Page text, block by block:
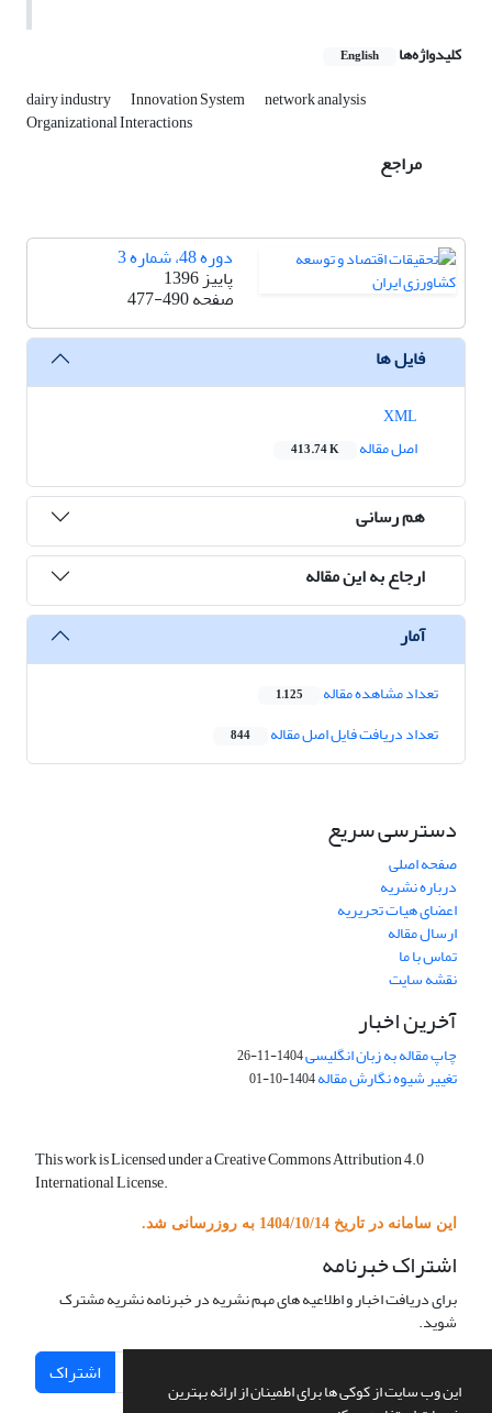
این وب سایت از کوکی ها برای اطمینان از ارائه بهترین
کلیدواژه‌ها English
dairy industry Innovation System network analysis
Organizational Interactions
مراجع
دوره 48، شماره 3
پاییز 1396
صفحه477-490
فایل ها
اصل مقاله
413.74 K
هم رسانی
ارجاع به این مقاله
آمار
تعداد مشاهده مقاله 1,125
تعداد دریافت فایل اصل مقاله 844
دسترسی سریع
صفحه اصلی
درباره نشریه
اعضای هیات تحریریه
ارسال مقاله
تماس با ما
نقشه سایت
آخرین اخبار
چاپ مقاله به زبان انگلیسی1404-11-26
تغییر شیوه نگارش مقاله1404-10-01
This work is Licensed under a Creative Commons Attribution 4.0
International License.
این سامانه در تاریخ 1404/10/14 به روزرسانی شد.
اشتراک خبرنامه
برای دریافت اخبار و اطلاعیه های مهم نشریه در خبرنامه نشریه مشترک
شوید.
اشتراک